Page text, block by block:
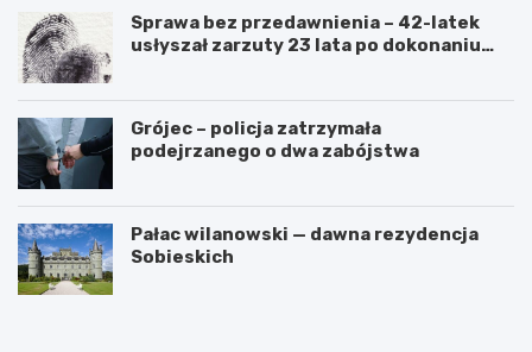
Sprawa bez przedawnienia – 42-latek
usłyszał zarzuty 23 lata po dokonaniu
Grójec – policja zatrzymała
podejrzanego o dwa zabójstwa
Pałac wilanowski — dawna rezydencja
Sobieskich